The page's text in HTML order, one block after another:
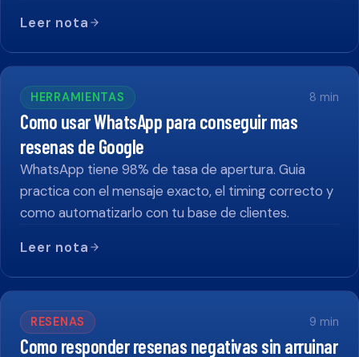
Leer nota
HERRAMIENTAS 8 min
Como usar WhatsApp para conseguir mas
resenas de Google
WhatsApp tiene 98% de tasa de apertura. Guia
practica con el mensaje exacto, el timing correcto y
como automatizarlo con tu base de clientes.
Leer nota
RESENAS 9 min
Como responder resenas negativas sin arruinar